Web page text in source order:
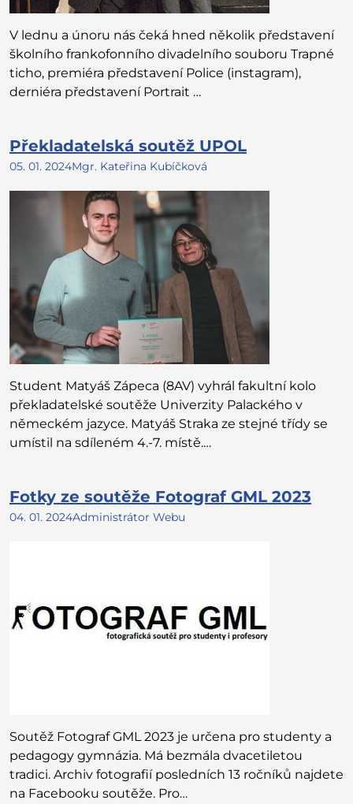
V lednu a únoru nás čeká hned několik představení
školního frankofonního divadelního souboru Trapné
ticho, premiéra představení Police (instagram),
derniéra představení Portrait …
Překladatelská soutěž UPOL
05. 01. 2024Mgr. Kateřina Kubíčková
Student Matyáš Zápeca (8AV) vyhrál fakultní kolo
překladatelské soutěže Univerzity Palackého v
německém jazyce. Matyáš Straka ze stejné třídy se
umístil na sdíleném 4.-7. místě.…
Fotky ze soutěže Fotograf GML 2023
04. 01. 2024Administrátor Webu
Soutěž Fotograf GML 2023 je určena pro studenty a
pedagogy gymnázia. Má bezmála dvacetiletou
tradici. Archiv fotografií posledních 13 ročníků najdete
na Facebooku soutěže. Pro…